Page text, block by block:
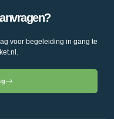
voor begeleiding in gang te